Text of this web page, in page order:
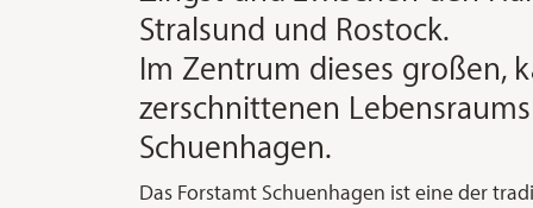
Stralsund und Rostock.
Im Zentrum dieses großen,
zerschnittenen
Schuenhagen.
Das Forstamt Schuenhagen ist eine der